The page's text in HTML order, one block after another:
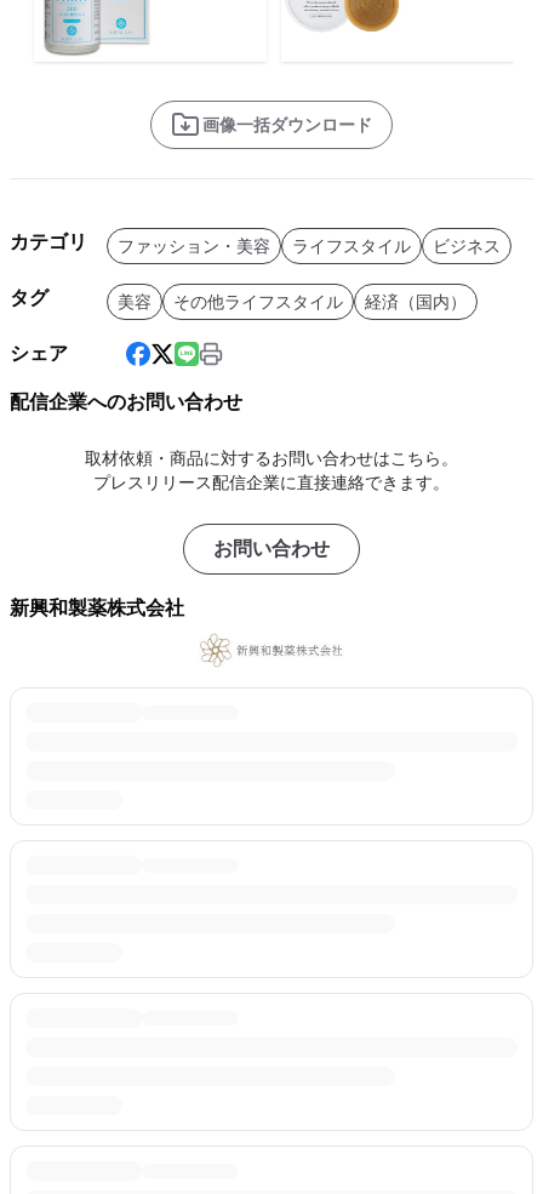
画像一括ダウンロード
カテゴリ ファッション・美容 ライフスタイル ビジネス
タグ 美容 その他ライフスタイル 経済（国内）
シェア
配信企業へのお問い合わせ
取材依頼・商品に対するお問い合わせはこちら。
プレスリリース配信企業に直接連絡できます。
お問い合わせ
新興和製薬株式会社